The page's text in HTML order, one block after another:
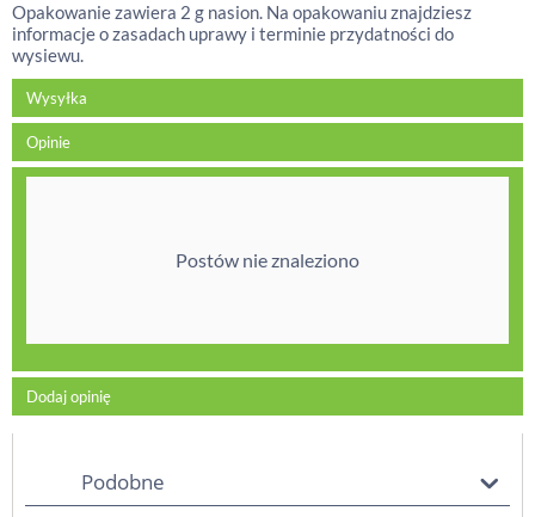
Opakowanie zawiera 2 g nasion. Na opakowaniu znajdziesz
informacje o zasadach uprawy i terminie przydatności do
wysiewu.
Wysyłka
Opinie
Postów nie znaleziono
Dodaj opinię
Podobne